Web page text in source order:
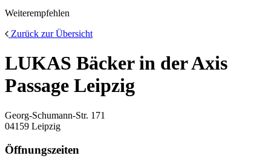
Weiterempfehlen
Zurück zur Übersicht
LUKAS Bäcker in der Axis
Passage Leipzig
Georg-Schumann-Str. 171
04159 Leipzig
Öffnungszeiten